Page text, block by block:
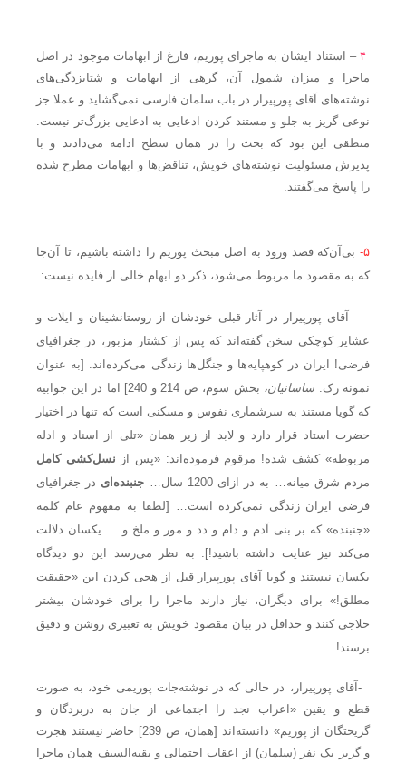
– استناد ایشان به ماجرای پوریم، فارغ از ابهامات موجود در اصل
ماجرا و میزان شمول آن، گرهی از ابهامات و شتابزدگی‌های
نوشته‌های آقای پورپیرار در باب سلمان فارسی نمی‌گشاید و عملا جز
نوعی گریز به جلو و مستند کردن ادعایی به ادعایی بزرگ‌تر نیست.
منطقی این بود که بحث را در همان سطح ادامه می‌دادند و با
پذیرش مسئولیت نوشته‌های خویش، تناقض‌ها و ابهامات مطرح شده
را پاسخ می‌گفتند.
۵-
بی‌آن‌که قصد ورود به اصل مبحث پوریم را داشته باشیم، تا آن‌جا
که به مقصود ما مربوط می‌شود، ذکر دو ابهام خالی از فایده نیست:
– آقای پورپیرار در آثار قبلی خودشان از روستانشینان و ایلات و
عشایر کوچکی سخن گفته‌اند که پس از کشتار مزبور، در جغرافیای
فرضی! ایران در کوهپایه‌ها و جنگل‌ها زندگی می‌کرده‌اند. [به عنوان
نمونه رک: ساسانیان،
بخش سوم، ص 214 و 240] اما در این جوابیه
که گویا مستند به سرشماری نفوس و مسکنی است که تنها در اختیار
حضرت استاد قرار دارد و لابد از زیر همان «تلی از اسناد و ادله
مربوطه» کشف شده! مرقوم فرموده‌اند: «پس از نسل‌کشی کامل
مردم شرق میانه… به در ازای 1200 سال…
جنبنده‌ای در جغرافیای
فرضی ایران زندگی نمی‌کرده است… [لطفا به مفهوم عام کلمه
«جنبنده» که بر بنی آدم و دام و دد و مور و ملخ و … یکسان دلالت
می‌کند نیز عنایت داشته باشید!]. به نظر می‌رسد این دو دیدگاه
یکسان نیستند و گویا آقای پورپیرار قبل از هجی کردن این «حقیقت
مطلق!» برای دیگران، نیاز دارند ماجرا را برای خودشان بیشتر
حلاجی کنند و حداقل در بیان مقصود خویش به تعبیری روشن و دقیق
برسند!
-آقای پورپیرار، در حالی که در نوشته‌جات پوریمی خود، به صورت
قطع و یقین «اعراب نجد را اجتماعی از جان به دربردگان و
گریختگان از پوریم» دانسته‌اند [همان، ص 239] حاضر نیستند هجرت
و گریز یک نفر (سلمان) از اعقاب احتمالی و بقیه‌السیف همان ماجرا